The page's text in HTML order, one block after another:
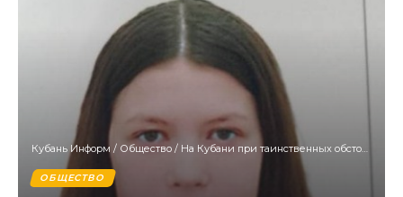
Кубань Информ / Общество / На Кубани при таинственных обстоятельствах пропала студентка техникума
ОБЩЕСТВО